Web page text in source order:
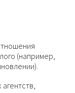
(например,